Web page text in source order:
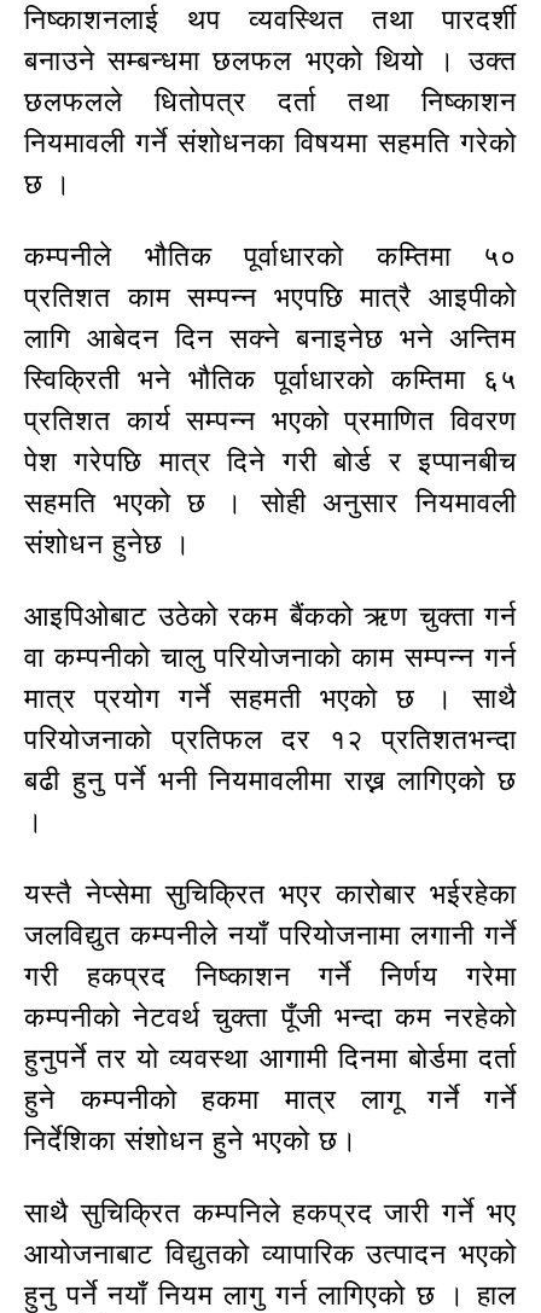
निष्काशनलाई थप व्यवस्थित तथा पारदर्शी
बनाउने सम्बन्धमा छलफल भएको थियो । उक्त
छलफलले धितोपत्र दर्ता तथा निष्काशन
नियमावली गर्ने संशोधनका विषयमा सहमति गरेको
छ ।
कम्पनीले भौतिक पूर्वाधारको कम्तिमा ५०
प्रतिशत काम सम्पन्न भएपछि मात्रै आइपीको
लागि आबेदन दिन सक्ने बनाइनेछ भने अन्तिम
स्विक्रिती भने भौतिक पूर्वाधारको कम्तिमा ६५
प्रतिशत कार्य सम्पन्न भएको प्रमाणित विवरण
पेश गरेपछि मात्र दिने गरी बोर्ड र इप्पानबीच
सहमति भएको छ । सोही अनुसार नियमावली
संशोधन हुनेछ ।
आइपिओबाट उठेको रकम बैंकको ऋण चुक्ता गर्न
वा कम्पनीको चालु परियोजनाको काम सम्पन्न गर्न
मात्र प्रयोग गर्ने सहमती भएको छ । साथै
परियोजनाको प्रतिफल दर १२ प्रतिशतभन्दा
बढी हुनु पर्ने भनी नियमावलीमा राख्न लागिएको छ
।
यस्तै नेप्सेमा सुचिक्रित भएर कारोबार भईरहेका
जलविद्युत कम्पनीले नयाँ परियोजनामा लगानी गर्ने
गरी हकप्रद निष्काशन गर्ने निर्णय गरेमा
कम्पनीको नेटवर्थ चुक्ता पूँजी भन्दा कम नरहेको
हुनुपर्ने तर यो व्यवस्था आगामी दिनमा बोर्डमा दर्ता
हुने कम्पनीको हकमा मात्र लागू गर्ने गर्ने
निर्देशिका संशोधन हुने भएको छ।
साथै सुचिक्रित कम्पनिले हकप्रद जारी गर्ने भए
आयोजनाबाट विद्युतको व्यापारिक उत्पादन भएको
हुनु पर्ने नयाँ नियम लागु गर्न लागिएको छ । हाल